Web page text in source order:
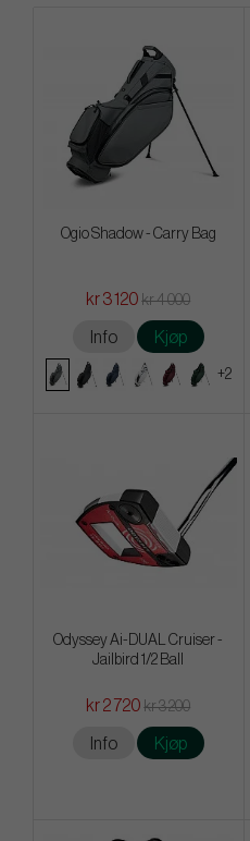
Ogio Shadow - Carry Bag
kr 3 120 kr 4 000
Info Kjøp
+2
Odyssey Ai-DUAL Cruiser -
Jailbird 1/2 Ball
kr 2 720 kr 3 200
Info Kjøp